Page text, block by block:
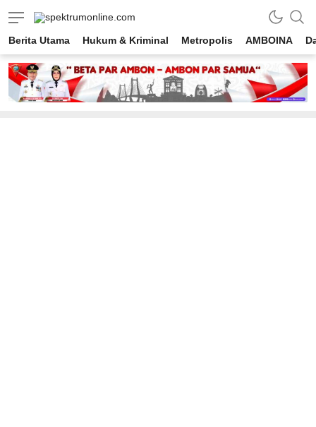
spektrumonline.com
Berita Utama Hukum & Kriminal Metropolis AMBOINA